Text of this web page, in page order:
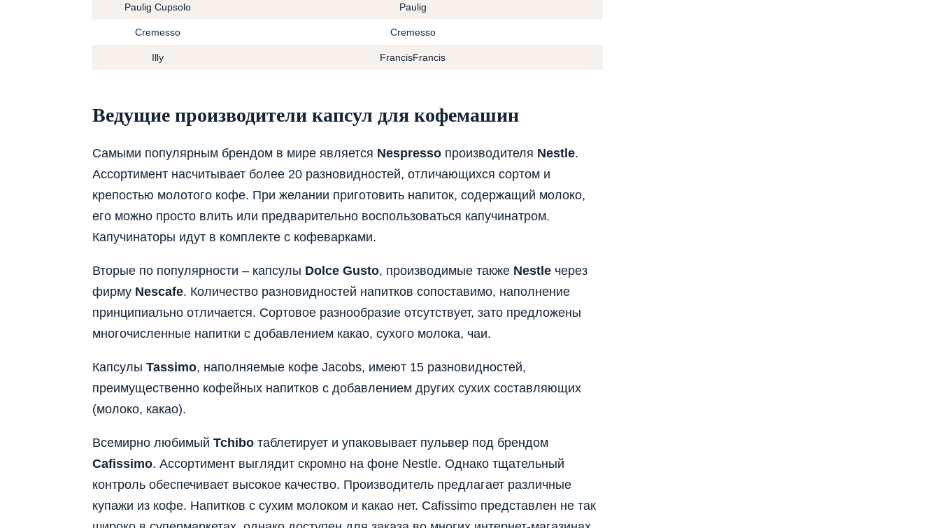
Paulig Cupsolo Paulig
Cremesso Cremesso
Illy FrancisFrancis
Ведущие производители капсул для кофемашин
Самыми популярным брендом в мире является Nespresso производителя Nestle.
Ассортимент насчитывает более 20 разновидностей, отличающихся сортом и
крепостью молотого кофе. При желании приготовить напиток, содержащий молоко,
его можно просто влить или предварительно воспользоваться капучинатром.
Капучинаторы идут в комплекте с кофеварками.
Вторые по популярности – капсулы Dolce Gusto, производимые также Nestle через
фирму Nescafe. Количество разновидностей напитков сопоставимо, наполнение
принципиально отличается. Сортовое разнообразие отсутствует, зато предложены
многочисленные напитки с добавлением какао, сухого молока, чаи.
Капсулы Tassimo, наполняемые кофе Jacobs, имеют 15 разновидностей,
преимущественно кофейных напитков с добавлением других сухих составляющих
(молоко, какао).
Всемирно любимый Tchibo таблетирует и упаковывает пульвер под брендом
Cafissimo. Ассортимент выглядит скромно на фоне Nestle. Однако тщательный
контроль обеспечивает высокое качество. Производитель предлагает различные
купажи из кофе. Напитков с сухим молоком и какао нет. Cafissimo представлен не так